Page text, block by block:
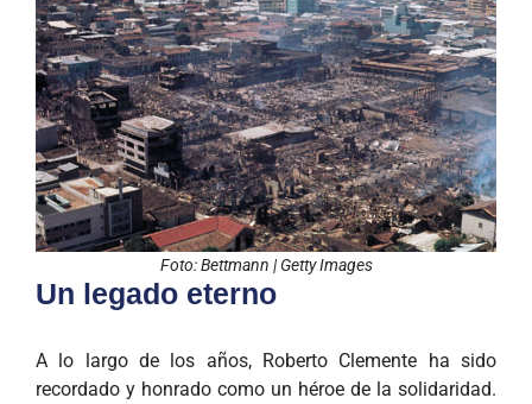
Foto: Bettmann | Getty Images
Un legado eterno
A lo largo de los años, Roberto Clemente ha sido
recordado y honrado como un héroe de la solidaridad.